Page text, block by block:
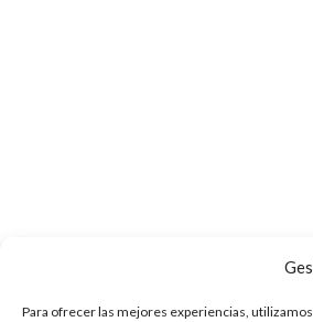
Para ofrecer las mejores experiencias,